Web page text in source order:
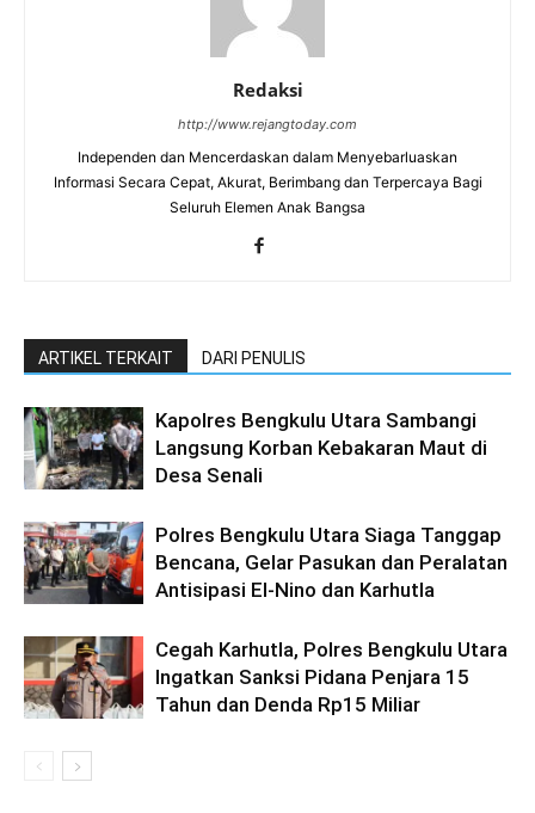
Redaksi
http://www.rejangtoday.com
Independen dan Mencerdaskan dalam Menyebarluaskan
Informasi Secara Cepat, Akurat, Berimbang dan Terpercaya Bagi
Seluruh Elemen Anak Bangsa
ARTIKEL TERKAIT DARI PENULIS
Kapolres Bengkulu Utara Sambangi
Langsung Korban Kebakaran Maut di
Desa Senali
Polres Bengkulu Utara Siaga Tanggap
Bencana, Gelar Pasukan dan Peralatan
Antisipasi El-Nino dan Karhutla
Cegah Karhutla, Polres Bengkulu Utara
Ingatkan Sanksi Pidana Penjara 15
Tahun dan Denda Rp15 Miliar